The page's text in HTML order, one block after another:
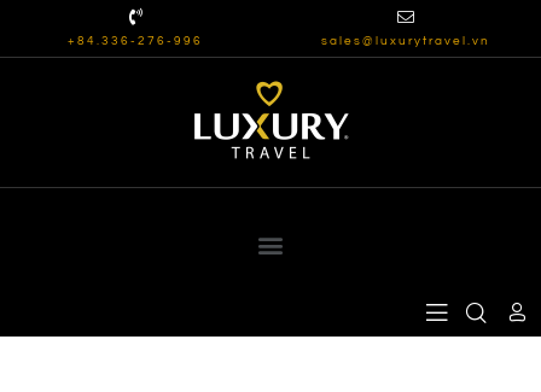
+84.336-276-996 sales@luxurytravel.vn